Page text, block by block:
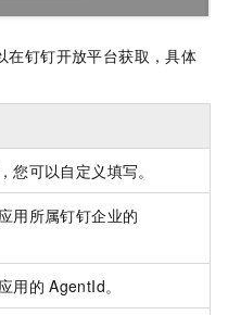
在钉钉开放平台获取，具体
您可以自定义填写。
用所属钉钉企业的
用的 AgentId。